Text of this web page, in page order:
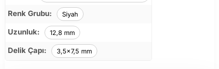
Renk Grubu: Siyah
Uzunluk: 12,8 mm
Delik Çapı: 3,5x7,5 mm